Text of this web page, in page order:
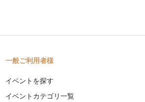
一般ご利用者様
イベントを探す
イベントカテゴリ一覧